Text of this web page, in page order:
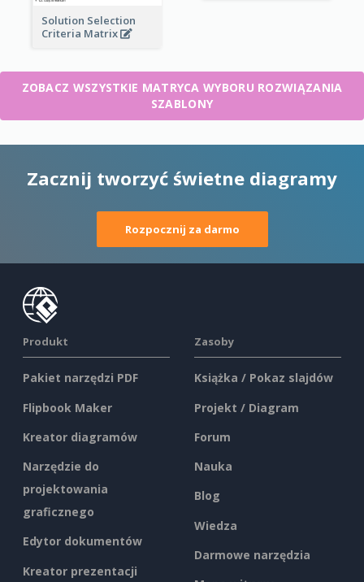
Solution Selection
Criteria Matrix
ZOBACZ WSZYSTKIE MATRYCA WYBORU ROZWIĄZANIA
SZABLONY
Zacznij tworzyć świetne diagramy
Rozpocznij za darmo
Produkt
Pakiet narzędzi PDF
Flipbook Maker
Kreator diagramów
Narzędzie do
projektowania
graficznego
Edytor dokumentów
Kreator prezentacji
Zasoby
Książka / Pokaz slajdów
Projekt / Diagram
Forum
Nauka
Blog
Wiedza
Darmowe narzędzia